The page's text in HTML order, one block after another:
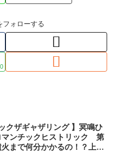
フォローする
0
クザギャザリング 】冥鳴ひ
マンチックヒストリック 第
まで何分かかるの！？上陸